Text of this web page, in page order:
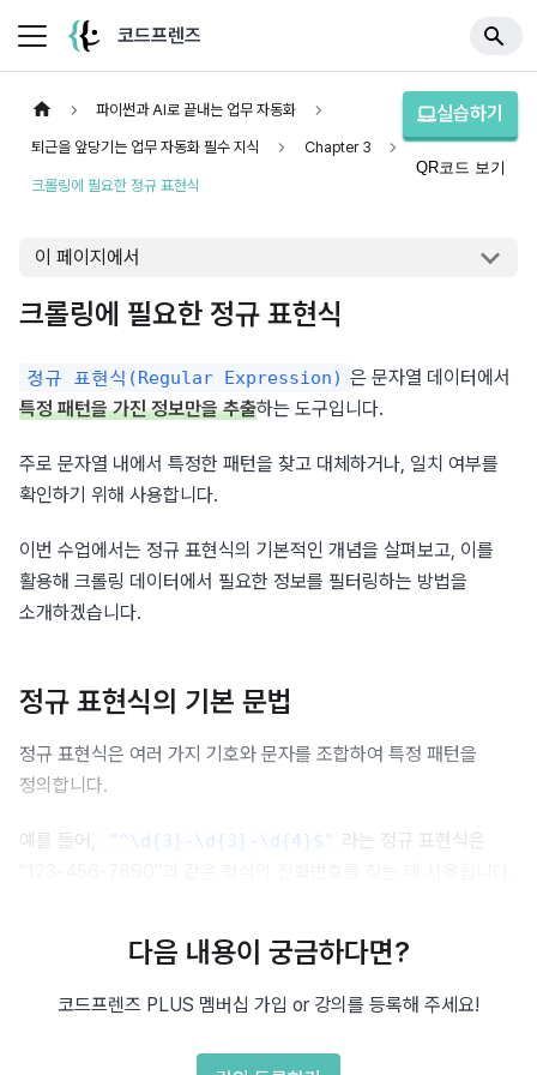
코드프렌즈
파이썬과 AI로 끝내는 업무 자동화
퇴근을 앞당기는 업무 자동화 필수 지식 Chapter 3
크롤링에 필요한 정규 표현식
실습하기
QR코드 보기
이 페이지에서
크롤링에 필요한 정규 표현식
정규 표현식(Regular Expression)
특정 패턴을 가진 정보만을 추출하는 도구입니다.
주로 문자열 내에서 특정한 패턴을 찾고 대체하거나, 일치 여부를
확인하기 위해 사용합니다.
이번 수업에서는 정규 표현식의 기본적인 개념을 살펴보고, 이를
활용해 크롤링 데이터에서 필요한 정보를 필터링하는 방법을
소개하겠습니다.
정규 표현식의 기본 문법
정규 표현식은 여러 가지 기호와 문자를 조합하여 특정 패턴을
정의합니다.
예를 들어, "^\d{3}-\d{3}-\d{4}$"
라는 정규 표현식은
: 임의의 한 문자에 대응합니다.
: 문자열의 시작을 의미합니다.
다음 내용이 궁금하다면?
코드프렌즈 PLUS 멤버십 가입 or 강의를 등록해 주세요!